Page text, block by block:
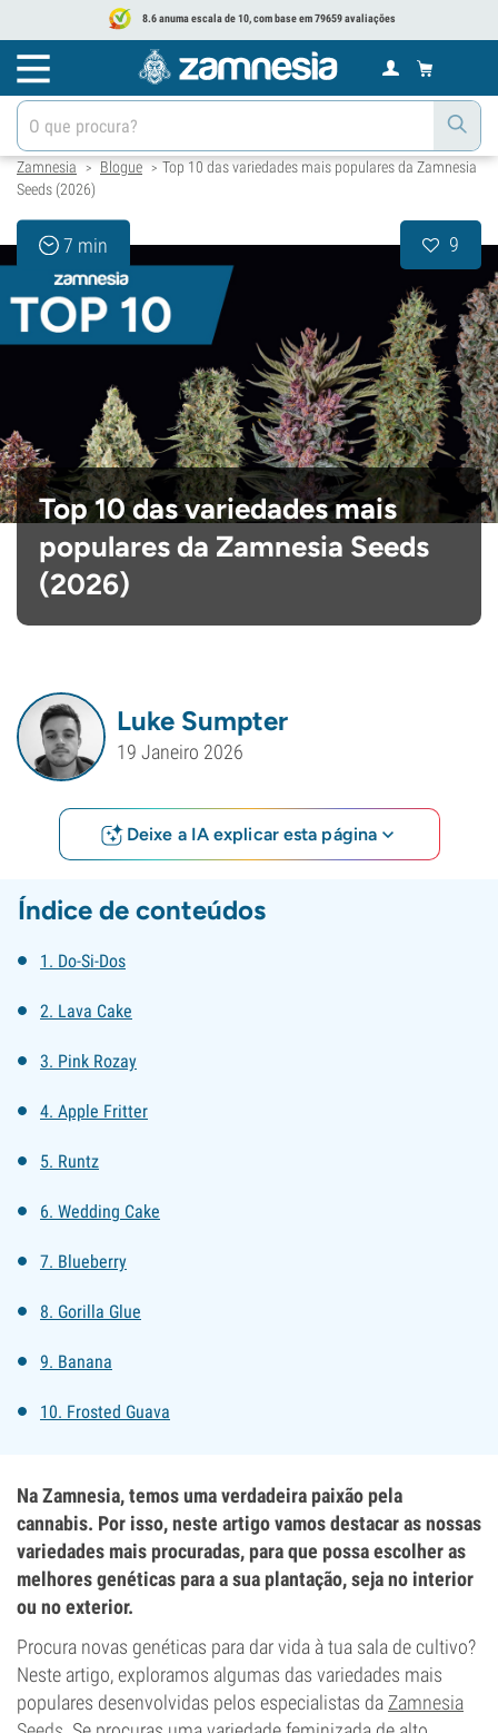
8.6 anuma escala de 10, com base em 79659 avaliações
Zamnesia > Blogue > Top 10 das variedades mais populares da Zamnesia
Seeds (2026)
7 min 9
Top 10 das variedades mais
populares da Zamnesia Seeds
(2026)
Luke Sumpter
19 Janeiro 2026
Deixe a IA explicar esta página
Índice de conteúdos
1. Do-Si-Dos
2. Lava Cake
3. Pink Rozay
4. Apple Fritter
5. Runtz
6. Wedding Cake
7. Blueberry
8. Gorilla Glue
9. Banana
10. Frosted Guava
Na Zamnesia, temos uma verdadeira paixão pela
cannabis. Por isso, neste artigo vamos destacar as nossas
variedades mais procuradas, para que possa escolher as
melhores genéticas para a sua plantação, seja no interior
ou no exterior.
Procura novas genéticas para dar vida à tua sala de cultivo?
Neste artigo, exploramos algumas das variedades mais
populares desenvolvidas pelos especialistas da Zamnesia